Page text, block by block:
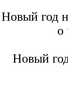
Новый год
о
Новый